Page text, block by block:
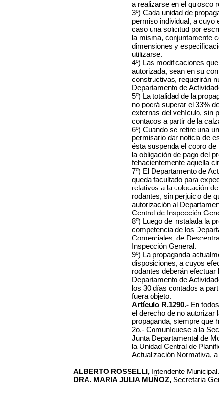
a realizarse en el quiosco
3º) Cada unidad de
permiso individual, a cuyo
caso una solicitud por
la misma, conjuntamente
dimensiones y
utilizarse.
4º) Las modificaciones
autorizada, sean en su
constructivas, requerirán
Departamento de
5º) La totalidad de la
no podrá superar el 33%
externas del vehículo, sin
contados a partir de la
6º) Cuando se retire una
permisario dar noticia de
ésta suspenda el cobro
la obligación de pago del
fehacientemente aquella
7º) El Departamento de
queda facultado para
relativos a la colocación
rodantes, sin perjuicio de
autorización al
Central de Inspección
8º) Luego de instalada la
competencia de los
Comerciales, de
Inspección General.
9º) La propaganda
disposiciones, a cuyos
rodantes deberán
Departamento de
los 30 días contados a
fuera objeto.
Artículo R.1290.- En
el derecho de no autorizar
propaganda, siempre que
2o.- Comuníquese a la
Junta Departamental de
la Unidad Central de
Actualización Normativa,
ALBERTO ROSSELLI, Intendente
DRA. MARIA JULIA MUÑOZ, Secretaria